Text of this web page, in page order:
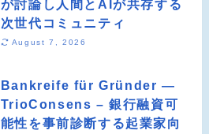
が討論し人間とAIが共存する
次世代コミュニティ
August 7, 2026
Bankreife für Gründer —
TrioConsens – 銀行融資可
能性を事前診断する起業家向